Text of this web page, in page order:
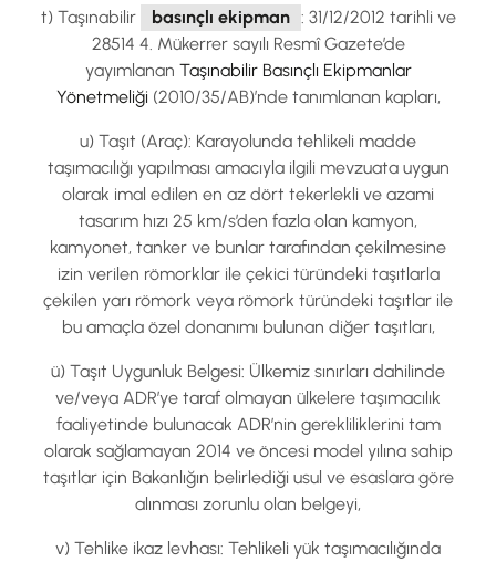
t) Taşınabilir basınçlı ekipman : 31/12/2012 tarihli ve
28514 4. Mükerrer sayılı Resmî Gazete’de
yayımlanan Taşınabilir Basınçlı Ekipmanlar
Yönetmeliği (2010/35/AB)’nde tanımlanan kapları,
u) Taşıt (Araç): Karayolunda tehlikeli madde
taşımacılığı yapılması amacıyla ilgili mevzuata uygun
olarak imal edilen en az dört tekerlekli ve azami
tasarım hızı 25 km/s’den fazla olan kamyon,
kamyonet, tanker ve bunlar tarafından çekilmesine
izin verilen römorklar ile çekici türündeki taşıtlarla
çekilen yarı römork veya römork türündeki taşıtlar ile
bu amaçla özel donanımı bulunan diğer taşıtları,
ü) Taşıt Uygunluk Belgesi: Ülkemiz sınırları dahilinde
ve/veya ADR’ye taraf olmayan ülkelere taşımacılık
faaliyetinde bulunacak ADR’nin gerekliliklerini tam
olarak sağlamayan 2014 ve öncesi model yılına sahip
taşıtlar için Bakanlığın belirlediği usul ve esaslara göre
alınması zorunlu olan belgeyi,
v) Tehlike ikaz levhası: Tehlikeli yük taşımacılığında